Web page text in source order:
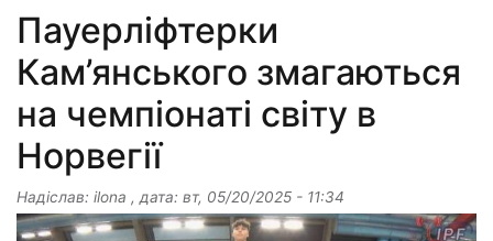
Пауерліфтерки
Кам’янського змагаються
на чемпіонаті світу в
Норвегії
Надіслав: ilona , дата: вт, 05/20/2025 - 11:34